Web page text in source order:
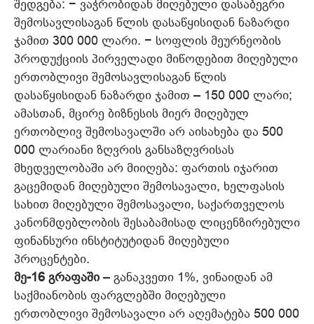
შედგება: − ვაჭრობიდან მიღებული დასაბეგრი
შემოსავლისაგან წლის დასაწყისიდან ნაზარდი
ჯამით 300 000 ლარი. − სოფლის მეურნეობის
პროდუქციის პირველადი მიწოდებით მიღებული
ერთობლივი შემოსავლისაგან წლის
დასაწყისიდან ნაზარდი ჯამით – 150 000 ლარი;
ამასთან, მცირე ბიზნესის მიერ მიღებულ
ერთობლივ შემოსავალში არ აისახება და 500
000 ლარიანი ზღვრის განსაზღვრისას
მხედველობაში არ მიიღება: ფართის იჯარით
გაცემიდან მიღებული შემოსავალი, ხელფასის
სახით მიღებული შემოსავალი, საქართველოს
კანონმდებლობის შესაბამისად ლიცენზირებული
ფინანსური ინსტიტუტიდან მიღებული
პროცენტები.
მე-16 გრაფაში – განაკვეთი 1%, ვინაიდან ამ
საქმიანობის ფარგლებში მიღებული
ერთობლივი შემოსავალი არ აღემატება 500 000